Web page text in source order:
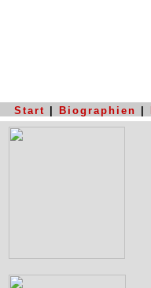
Start Biographien